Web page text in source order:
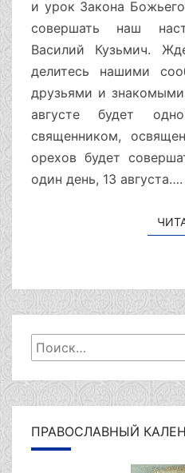
и урок Закона
совершать наш
Василий Кузьмич.
делитесь нашими
друзьями и
августе будет
священником,
орехов будет
один день, 13 августа….
Искать:
ПРАВОСЛАВНЫЙ